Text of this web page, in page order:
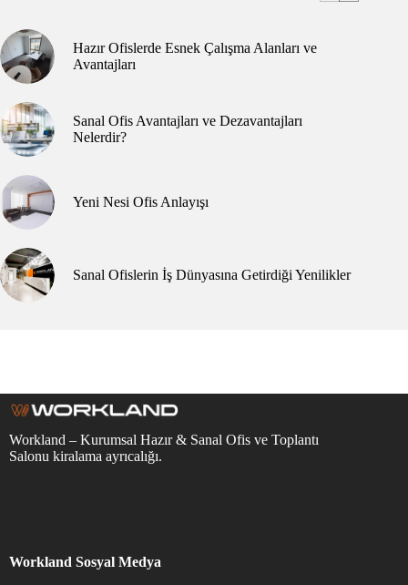
Hazır Ofislerde Esnek Çalışma Alanları ve
Avantajları
Sanal Ofis Avantajları ve Dezavantajları
Nelerdir?
Yeni Nesi Ofis Anlayışı
Sanal Ofislerin İş Dünyasına Getirdiği Yenilikler
Workland – Kurumsal Hazır & Sanal Ofis ve Toplantı
Salonu kiralama ayrıcalığı.
Workland Sosyal Medya